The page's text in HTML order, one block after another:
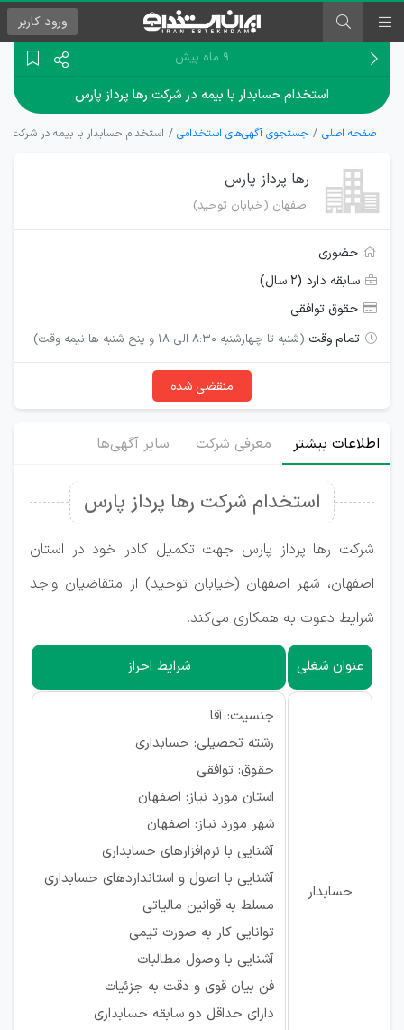
ورود کاربر
۹ ماه پیش
استخدام حسابدار با بیمه در شرکت رها پرداز پارس
صفحه اصلی جستجوی آگهی‌های استخدامی استخدام حسابدار با بیمه در شرکت
رها پرداز پارس
اصفهان (خیابان توحید)
حضوری
سابقه دارد (۲ سال)
حقوق توافقی
تمام وقت (شنبه تا چهارشنبه 8:30 الی 18 و پنج شنبه ها نیمه وقت)
منقضی شده
اطلاعات بیشتر معرفی شرکت سایر آگهی‌ها
استخدام شرکت رها پرداز پارس
شرکت رها پرداز پارس جهت تکمیل کادر خود در استان
اصفهان، شهر اصفهان (خیابان توحید) از متقاضیان واجد
شرایط دعوت به همکاری می‌کند.
عنوان شغلی شرایط احراز
حسابدار
جنسیت: آقا
رشته تحصیلی: حسابداری
حقوق: توافقی
استان مورد نیاز: اصفهان
شهر مورد نیاز: اصفهان
آشنایی با نرم‌افزارهای حسابداری
آشنایی با اصول و استانداردهای حسابداری
مسلط به قوانین مالیاتی
توانایی کار به صورت تیمی
آشنایی با وصول مطالبات
فن بیان قوی و دقت به جزئیات
دارای حداقل دو سابقه حسابداری